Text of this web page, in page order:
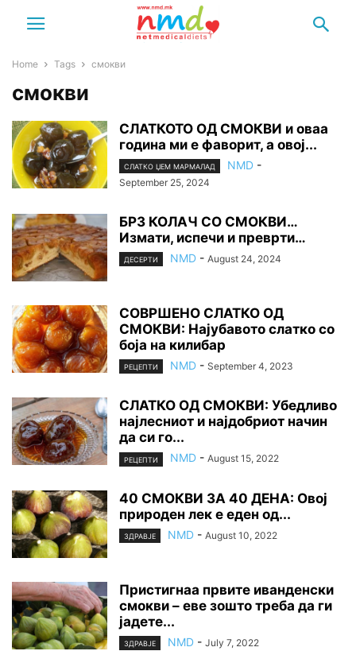
Home Tags смокви
смокви
СЛАТКОТО ОД СМОКВИ и оваа
година ми е фаворит, а овој...
СЛАТКО ЏЕМ МАРМАЛАД NMD -
September 25, 2024
БРЗ КОЛАЧ СО СМОКВИ…
Измати, испечи и преврти…
ДЕСЕРТИ NMD - August 24, 2024
СОВРШЕНО СЛАТКО ОД
СМОКВИ: Најубавото слатко со
боја на килибар
РЕЦЕПТИ NMD - September 4, 2023
СЛАТКО ОД СМОКВИ: Убедливо
најлесниот и најдобриот начин
да си го...
РЕЦЕПТИ NMD - August 15, 2022
40 СМОКВИ ЗА 40 ДЕНА: Овој
природен лек е еден од...
ЗДРАВЈЕ NMD - August 10, 2022
Пристигнаа првите иванденски
смокви – еве зошто треба да ги
јадете...
ЗДРАВЈЕ NMD - July 7, 2022